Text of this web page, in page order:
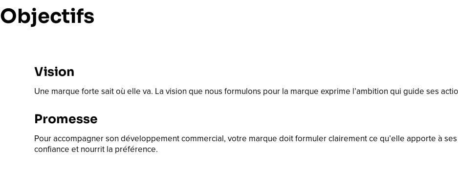
Objectifs
Vision
Une marque forte sait où elle va. La vision que nous formulons pour la marque exprime l’ambition qui guide ses
Promesse
Pour accompagner son développement commercial, votre marque doit formuler clairement ce qu’elle apporte à
confiance et nourrit la préférence.